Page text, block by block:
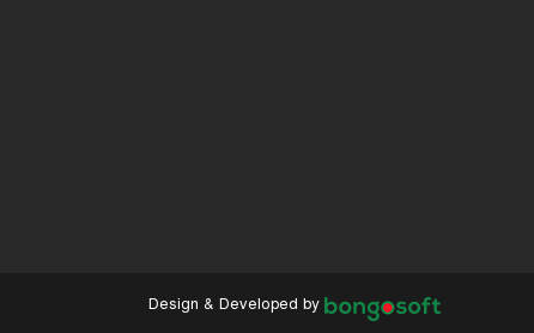
সিংয়ের সাক্ষাৎ
Design & Developed by